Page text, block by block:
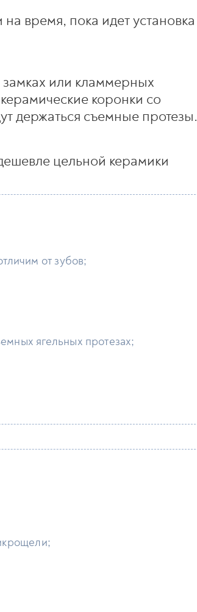
время, пока идет установка
или кламмерных
коронки со
держаться съемные протезы.
цельной керамики
от зубов;
ягельных протезах;